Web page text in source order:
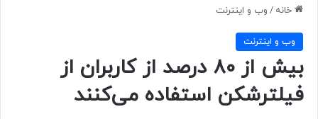
خانه / وب و اينترنت
وب و اينترنت
بیش از ۸۰ درصد از کاربران از
فیلترشکن استفاده می‌کنند